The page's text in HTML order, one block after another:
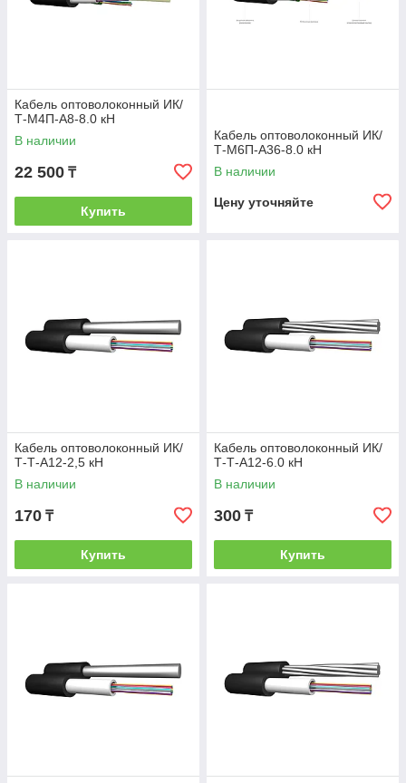
Кабель оптоволоконный ИК/
Т-М4П-А8-8.0 кН
В наличии
22 500 ₸
Купить
Кабель оптоволоконный ИК/
Т-М6П-А36-8.0 кН
В наличии
Цену уточняйте
Кабель оптоволоконный ИК/
Т-Т-А12-2,5 кН
В наличии
170 ₸
Купить
Кабель оптоволоконный ИК/
Т-Т-А12-6.0 кН
В наличии
300 ₸
Купить